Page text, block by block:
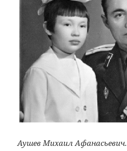
Аушев Михаил Афанасьевич.